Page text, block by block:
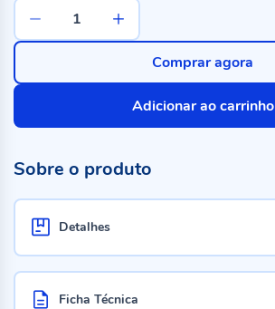
Adicionar ao carrinho
Comprar agora
Sobre o produto
Detalhes
Ficha Técnica